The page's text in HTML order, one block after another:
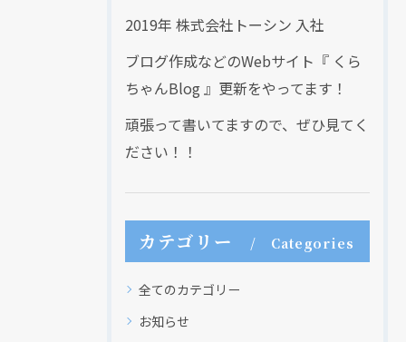
2019年 株式会社トーシン 入社
ブログ作成などのWebサイト『 くら
ちゃんBlog 』更新をやってます！
頑張って書いてますので、ぜひ見てく
ださい！！
カテゴリー Categories
全てのカテゴリー
お知らせ